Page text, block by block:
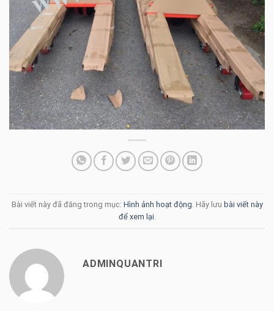
Bài viết này đã đăng trong mục: Hình ảnh hoạt động . Hãy lưu bài viết này
để xem lại
ADMINQUANTRI